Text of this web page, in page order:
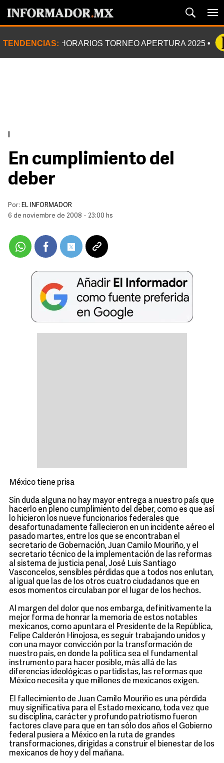
TENDENCIAS: HORARIOS TORNEO APERTURA 2025
En cumplimiento del
deber
Por: EL INFORMADOR
6 de noviembre de 2008 - 23:00 hs
México tiene prisa
Sin duda alguna no hay mayor entrega a nuestro país que
hacerlo en pleno cumplimiento del deber, como es que así
lo hicieron los nueve funcionarios federales que
desafortunadamente fallecieron en un incidente aéreo el
pasado martes, entre los que se encontraban el
secretario de Gobernación, Juan Camilo Mouriño, y el
secretario técnico de la implementación de las reformas
al sistema de justicia penal, José Luis Santiago
Vasconcelos, sensibles pérdidas que a todos nos enlutan,
al igual que las de los otros cuatro ciudadanos que en
esos momentos circulaban por el lugar de los hechos.
Al margen del dolor que nos embarga, definitivamente la
mejor forma de honrar la memoria de estos notables
mexicanos, como apuntara el Presidente de la República,
Felipe Calderón Hinojosa, es seguir trabajando unidos y
con una mayor convicción por la transformación de
nuestro país, en donde la política sea el fundamental
instrumento para hacer posible, más allá de las
diferencias ideológicas o partidistas, las reformas que
México necesita y que millones de mexicanos exigen.
El fallecimiento de Juan Camilo Mouriño es una pérdida
muy significativa para el Estado mexicano, toda vez que
su disciplina, carácter y profundo patriotismo fueron
factores clave para que en tan sólo dos años el Gobierno
federal pusiera a México en la ruta de grandes
transformaciones, dirigidas a construir el bienestar de los
mexicanos de hoy y del mañana.